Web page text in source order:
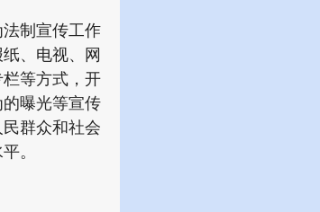
制宣传工作
、电视、网
等方式，开
曝光等宣传
群众和社会
。